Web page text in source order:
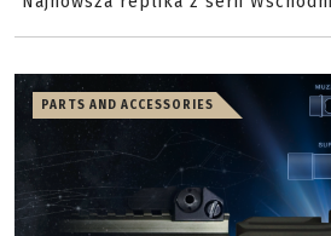
PARTS AND ACCESSORIES